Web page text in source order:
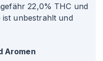
22,0% THC und
ist unbestrahlt und
Aromen